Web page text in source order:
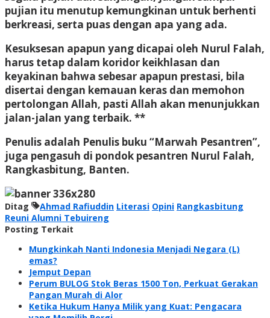
pujian itu menutup kemungkinan untuk berhenti
berkreasi, serta puas dengan apa yang ada.
Kesuksesan apapun yang dicapai oleh Nurul Falah,
harus tetap dalam koridor keikhlasan dan
keyakinan bahwa sebesar apapun prestasi, bila
disertai dengan kemauan keras dan memohon
pertolongan Allah, pasti Allah akan menunjukkan
jalan-jalan yang terbaik. **
Penulis adalah Penulis buku “Marwah Pesantren”,
juga pengasuh di pondok pesantren Nurul Falah,
Rangkasbitung, Banten.
Ditag Ahmad Rafiuddin Literasi Opini Rangkasbitung
Reuni Alumni Tebuireng
Posting Terkait
Mungkinkah Nanti Indonesia Menjadi Negara (L)
emas?
Jemput Depan
Perum BULOG Stok Beras 1500 Ton, Perkuat Gerakan
Pangan Murah di Alor
Ketika Hukum Hanya Milik yang Kuat: Pengacara